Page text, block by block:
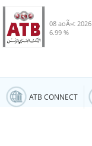
08 aoÃ»t 2026
6.99 %
ATB CONNECT